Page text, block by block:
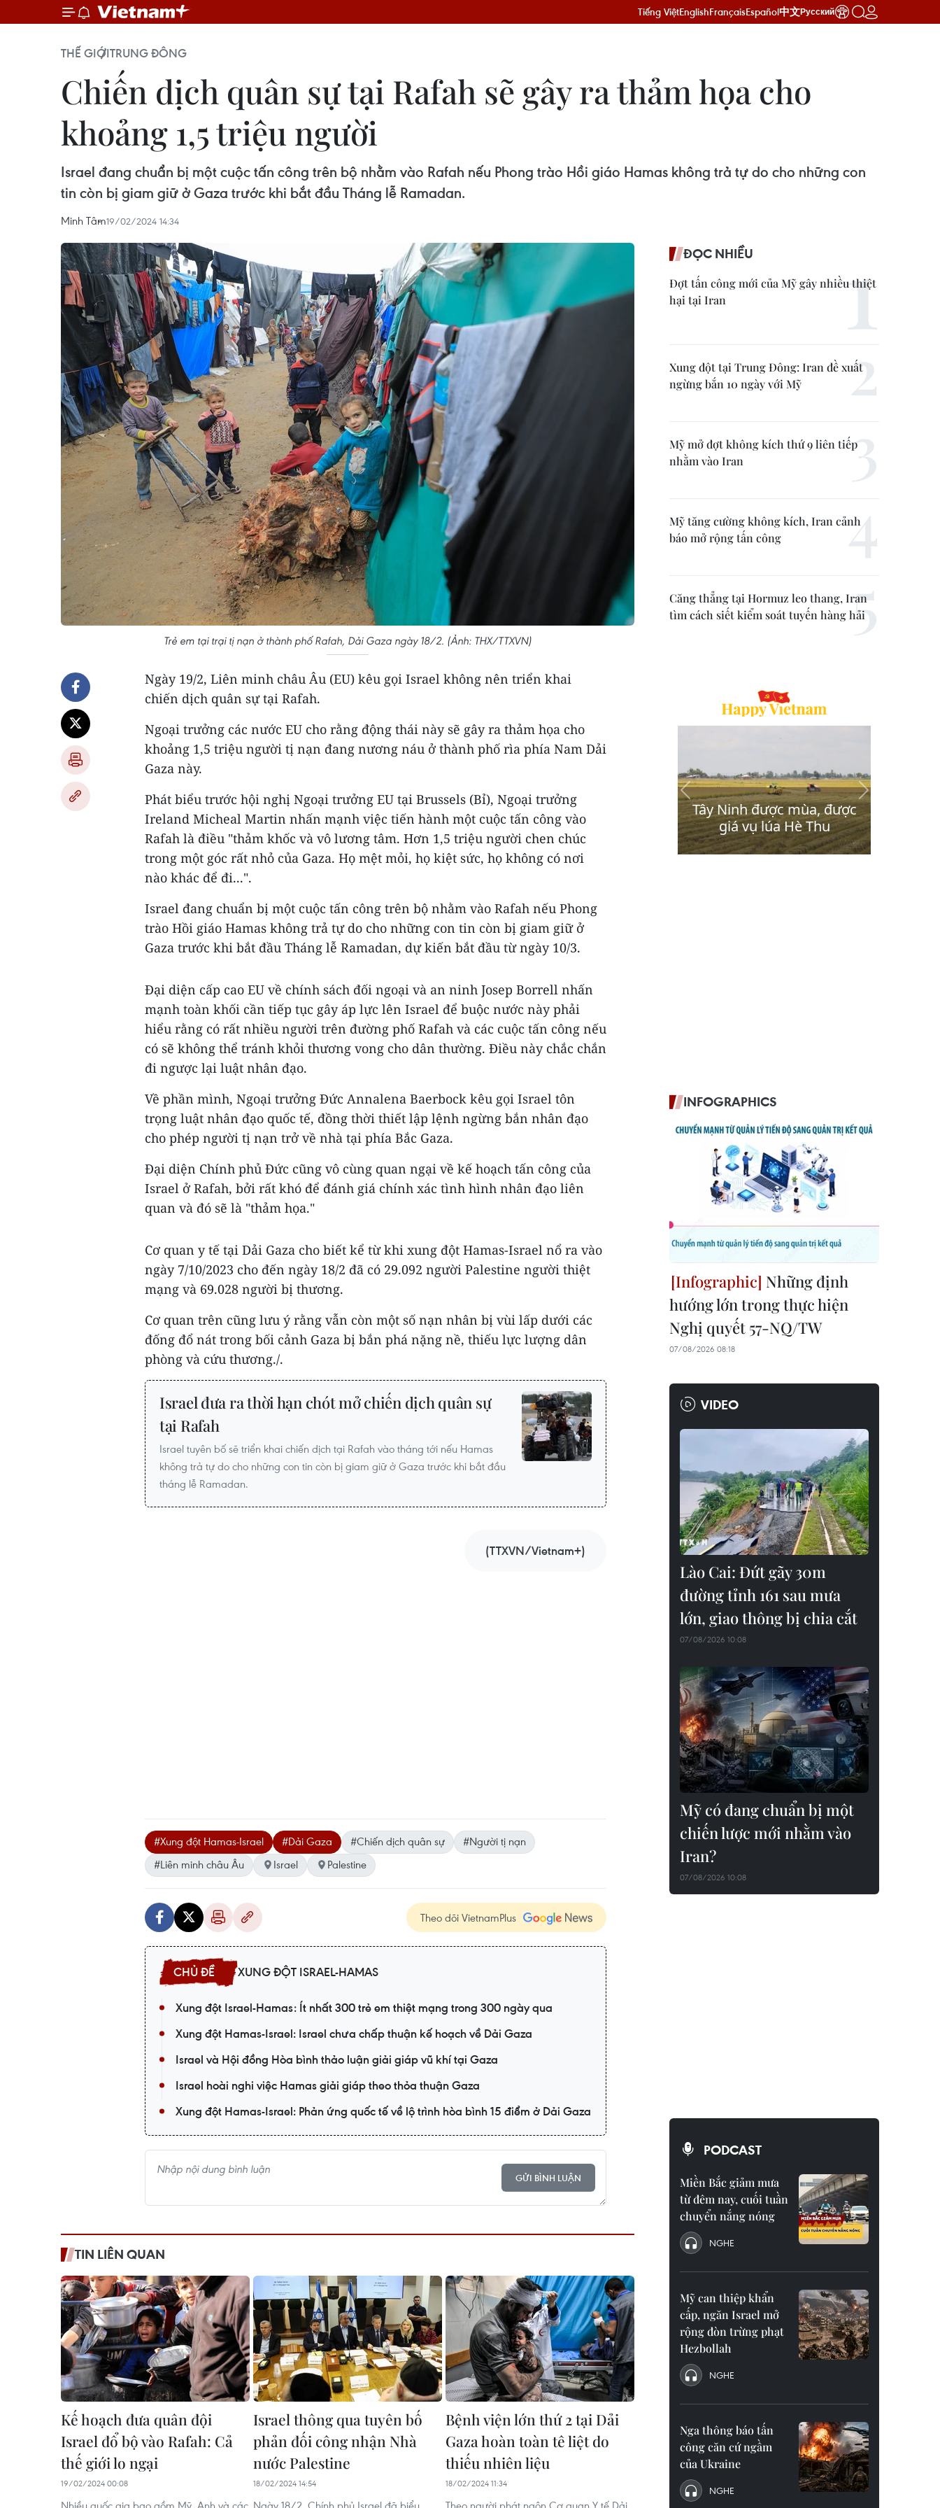
Tiếng ViệtEnglishFrançaisEspañol中文Русский
THẾ GIỚITRUNG ĐÔNG
Chiến dịch quân sự tại Rafah sẽ gây ra thảm họa cho
khoảng 1,5 triệu người
Israel đang chuẩn bị một cuộc tấn công trên bộ nhằm vào Rafah nếu Phong trào Hồi giáo Hamas không trả tự do cho những con
tin còn bị giam giữ ở Gaza trước khi bắt đầu Tháng lễ Ramadan.
Minh Tâm19/02/2024 14:34
Trẻ em tại trại tị nạn ở thành phố Rafah, Dải Gaza ngày 18/2. (Ảnh: THX/TTXVN)
Ngày 19/2, Liên minh châu Âu (EU) kêu gọi Israel không nên triển khai
chiến dịch quân sự tại Rafah.
Ngoại trưởng các nước EU cho rằng động thái này sẽ gây ra thảm họa cho
khoảng 1,5 triệu người tị nạn đang nương náu ở thành phố rìa phía Nam Dải
Gaza này.
Phát biểu trước hội nghị Ngoại trưởng EU tại Brussels (Bỉ), Ngoại trưởng
Ireland Micheal Martin nhấn mạnh việc tiến hành một cuộc tấn công vào
Rafah là điều "thảm khốc và vô lương tâm. Hơn 1,5 triệu người chen chúc
trong một góc rất nhỏ của Gaza. Họ mệt mỏi, họ kiệt sức, họ không có nơi
nào khác để đi...".
Israel đang chuẩn bị một cuộc tấn công trên bộ nhằm vào Rafah nếu Phong
trào Hồi giáo Hamas không trả tự do cho những con tin còn bị giam giữ ở
Gaza trước khi bắt đầu Tháng lễ Ramadan, dự kiến bắt đầu từ ngày 10/3.
Đại diện cấp cao EU về chính sách đối ngoại và an ninh Josep Borrell nhấn
mạnh toàn khối cần tiếp tục gây áp lực lên Israel để buộc nước này phải
hiểu rằng có rất nhiều người trên đường phố Rafah và các cuộc tấn công nếu
có sẽ không thể tránh khỏi thương vong cho dân thường. Điều này chắc chắn
đi ngược lại luật nhân đạo.
Về phần mình, Ngoại trưởng Đức Annalena Baerbock kêu gọi Israel tôn
trọng luật nhân đạo quốc tế, đồng thời thiết lập lệnh ngừng bắn nhân đạo
cho phép người tị nạn trở về nhà tại phía Bắc Gaza.
Đại diện Chính phủ Đức cũng vô cùng quan ngại về kế hoạch tấn công của
Israel ở Rafah, bởi rất khó để đánh giá chính xác tình hình nhân đạo liên
quan và đó sẽ là "thảm họa."
Cơ quan y tế tại Dải Gaza cho biết kể từ khi xung đột Hamas-Israel nổ ra vào
ngày 7/10/2023 cho đến ngày 18/2 đã có 29.092 người Palestine người thiệt
mạng và 69.028 người bị thương.
Cơ quan trên cũng lưu ý rằng vẫn còn một số nạn nhân bị vùi lấp dưới các
đống đổ nát trong bối cảnh Gaza bị bắn phá nặng nề, thiếu lực lượng dân
phòng và cứu thương./.
Israel đưa ra thời hạn chót mở chiến dịch quân sự
tại Rafah
Israel tuyên bố sẽ triển khai chiến dịch tại Rafah vào tháng tới nếu Hamas
không trả tự do cho những con tin còn bị giam giữ ở Gaza trước khi bắt đầu
tháng lễ Ramadan.
(TTXVN/Vietnam+)
#Xung đột Hamas-Israel #Dải Gaza #Chiến dịch quân sự
#Người tị nạn
#Liên minh châu Âu
Israel Palestine
Theo dõi VietnamPlus
XUNG ĐỘT ISRAEL-HAMAS
Xung đột Israel-Hamas: Ít nhất 300 trẻ em thiệt mạng trong 300 ngày qua
Xung đột Hamas-Israel: Israel chưa chấp thuận kế hoạch về Dải Gaza
Israel và Hội đồng Hòa bình thảo luận giải giáp vũ khí tại Gaza
Israel hoài nghi việc Hamas giải giáp theo thỏa thuận Gaza
Xung đột Hamas-Israel: Phản ứng quốc tế về lộ trình hòa bình 15 điểm ở Dải Gaza
GỬI BÌNH LUẬN
TIN LIÊN QUAN
Kế hoạch đưa quân đội
Israel đổ bộ vào Rafah: Cả
thế giới lo ngại
19/02/2024 00:08
Nhiều quốc gia bao gồm Mỹ, Anh và các
Israel thông qua tuyên bố
phản đối công nhận Nhà
nước Palestine
18/02/2024 14:54
Ngày 18/2, Chính phủ Israel đã biểu
Bệnh viện lớn thứ 2 tại Dải
Gaza hoàn toàn tê liệt do
thiếu nhiên liệu
18/02/2024 11:34
Theo người phát ngôn Cơ quan Y tế Dải
ĐỌC NHIỀU
Đợt tấn công mới của Mỹ gây nhiều thiệt
hại tại Iran
Xung đột tại Trung Đông: Iran đề xuất
ngừng bắn 10 ngày với Mỹ
Mỹ mở đợt không kích thứ 9 liên tiếp
nhằm vào Iran
Mỹ tăng cường không kích, Iran cảnh
báo mở rộng tấn công
Căng thẳng tại Hormuz leo thang, Iran
tìm cách siết kiểm soát tuyến hàng hải
INFOGRAPHICS
Những định
hướng lớn trong thực hiện
Nghị quyết 57-NQ/TW
07/08/2026 08:18
VIDEO
Lào Cai: Đứt gãy 30m
đường tỉnh 161 sau mưa
lớn, giao thông bị chia cắt
07/08/2026 10:08
Mỹ có đang chuẩn bị một
chiến lược mới nhằm vào
Iran?
07/08/2026 10:08
PODCAST
Miền Bắc giảm mưa
từ đêm nay, cuối tuần
chuyển nắng nóng
NGHE
Mỹ can thiệp khẩn
cấp, ngăn Israel mở
rộng đòn trừng phạt
Hezbollah
NGHE
Nga thông báo tấn
công căn cứ ngầm
của Ukraine
NGHE